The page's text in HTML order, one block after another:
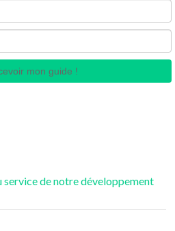
mon guide !
service de notre développement